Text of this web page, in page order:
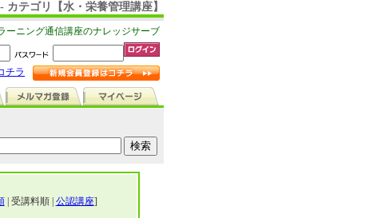
テゴリ【水・栄養管理講座】
ーニング通信講座のナレッジサーブ
チラ
| 受講料順 | 公認講座]